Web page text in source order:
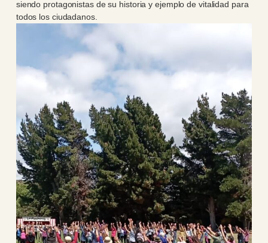
siendo protagonistas de su historia y ejemplo de vitalidad para
todos los ciudadanos.